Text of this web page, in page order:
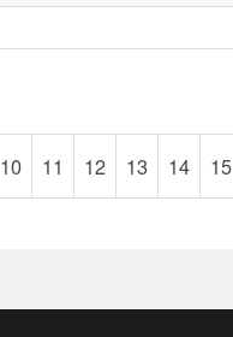
10 11 12 13 14 15